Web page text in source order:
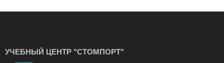
УЧЕБНЫЙ ЦЕНТР "СТОМПОРТ"